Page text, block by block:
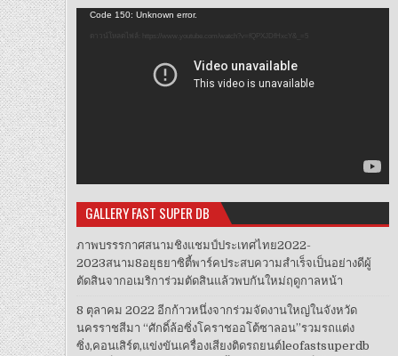
Code 150: Unknown error.
ดาวน์โหลดไฟล์: https://www.youtube.com/watch?v=fQPXJDfHxcY&_=5
GALLERY FAST SUPER DB
ภาพบรรรกาศสนามชิงแชมป์ประเทศไทย2022-
2023สนาม8อยุธยาซิตี้พาร์คประสบความสำเร็จเป็นอย่างดีผู้
ตัดสินจากอเมริการ่วมตัดสินแล้วพบกันใหม่ฤดูกาลหน้า
8 ตุลาคม 2022 อีกก้าวหนึ่งจากร่วมจัดงานใหญ่ในจังหวัด
นครราชสีมา “ศักดิ์ล้อซิ่งโคราชออโต้ซาลอน”รวมรถแต่ง
ซิ่ง,คอนเสิร์ต,แข่งขันเครื่องเสียงติดรถยนต์leofastsuperdb